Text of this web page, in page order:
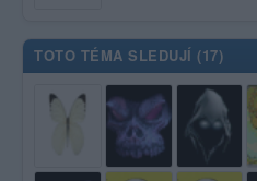
TOTO TÉMA SLEDUJÍ (17)